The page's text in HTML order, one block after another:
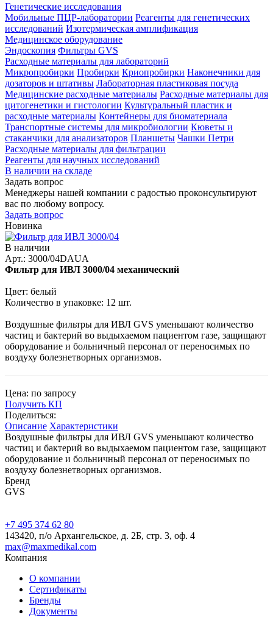
Генетические исследования
Мобильные ПЦР-лаборатории Реагенты для генетических
исследований Изотермическая амплификация
Медицинское оборудование
Эндоскопия Фильтры GVS
Расходные материалы для лабораторий
Микропробирки Пробирки Криопробирки Наконечники для
дозаторов и штативы Лабораторная пластиковая посуда
Медицинские расходные материалы Расходные материалы для
цитогенетики и гистологии Культуральный пластик и
расходные материалы Контейнеры для биоматериала
Транспортные системы для микробиологии Кюветы и
стаканчики для анализаторов Планшеты Чашки Петри
Расходные материалы для фильтрации
Реагенты для научных исследований
В наличии на складе
Задать вопрос
Менеджеры нашей компании с радостью проконсультируют
вас по любому вопросу.
Задать вопрос
Новинка
В наличии
Арт.: 3000/04DAUA
Фильтр для ИВЛ 3000/04 механический
Цвет: белый
Количество в упаковке: 12 шт.
Воздушные фильтры для ИВЛ GVS уменьшают количество
частиц и бактерий во выдыхаемом пациентом газе, защищают
оборудование и больничный персонал от переносимых по
воздуху болезнетворных организмов.
Цена: по запросу
Получить КП
Поделиться:
Описание Характеристики
Воздушные фильтры для ИВЛ GVS уменьшают количество
частиц и бактерий во выдыхаемом пациентом газе, защищают
оборудование и больничный персонал от переносимых по
воздуху болезнетворных организмов.
Бренд
GVS
+7 495 374 62 80
143420, п/о Архангельское, д. 2Б, стр. 3, оф. 4
max@maxmedikal.com
Компания
О компании
Сертификаты
Бренды
Документы